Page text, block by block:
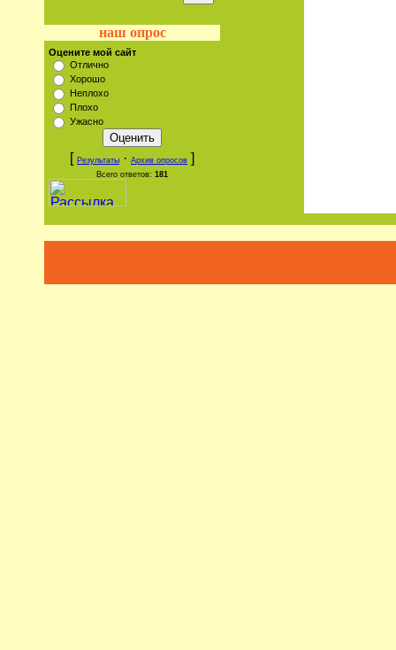
наш опрос
Оцените мой сайт
Отлично
Хорошо
Неплохо
Плохо
Ужасно
[ Результаты · Архив опросов ]
Всего ответов: 181